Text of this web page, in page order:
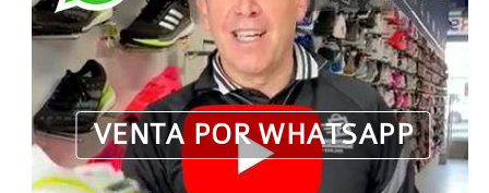
VENTA POR WHATSAPP